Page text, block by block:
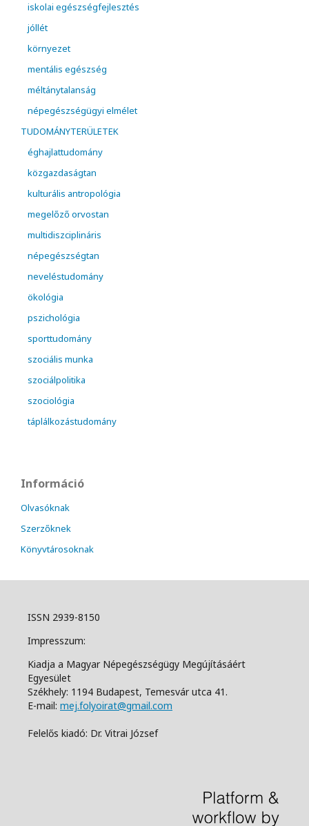
iskolai egészségfejlesztés
jóllét
környezet
mentális egészség
méltánytalanság
népegészségügyi elmélet
TUDOMÁNYTERÜLETEK
éghajlattudomány
közgazdaságtan
kulturális antropológia
megelőző orvostan
multidiszciplináris
népegészségtan
neveléstudomány
ökológia
pszichológia
sporttudomány
szociális munka
szociálpolitika
szociológia
táplálkozástudomány
Információ
Olvasóknak
Szerzőknek
Könyvtárosoknak
ISSN 2939-8150
Impresszum:
Kiadja a Magyar Népegészségügy Megújításáért
Egyesület
Székhely: 1194 Budapest, Temesvár utca 41.
E-mail: mej.folyoirat@gmail.com
Felelős kiadó: Dr. Vitrai József